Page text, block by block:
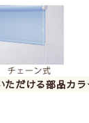
ただける部品カラ